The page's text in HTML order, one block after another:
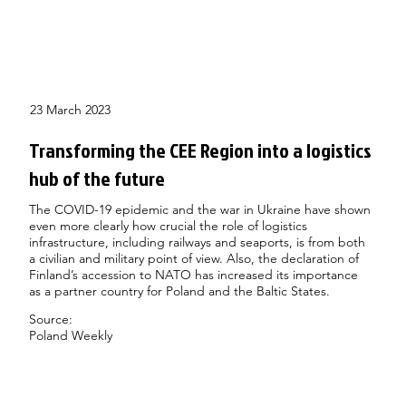
23 March 2023
Transforming the CEE Region into a logistics
hub of the future
The COVID-19 epidemic and the war in Ukraine have shown
even more clearly how crucial the role of logistics
infrastructure, including railways and seaports, is from both
a civilian and military point of view. Also, the declaration of
Finland’s accession to NATO has increased its importance
as a partner country for Poland and the Baltic States.
Poland Weekly
Source: